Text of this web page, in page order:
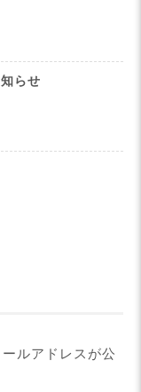
らせ
ルアドレスが公